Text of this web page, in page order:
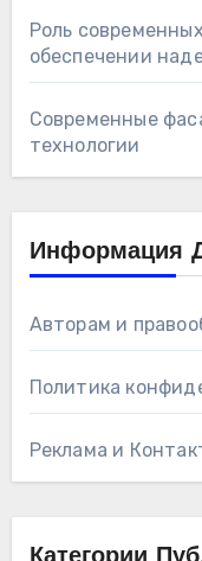
Роль
обеспечении
Современные
технологии
Информация
Авторам и
Политика
Реклама и